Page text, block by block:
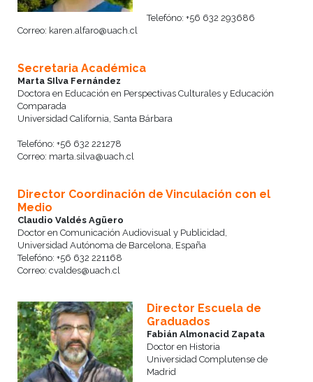
Telefóno: +56 632 293686
Correo: karen.alfaro@uach.cl
Secretaria Académica
Marta SIlva Fernández
Doctora en Educación en Perspectivas Culturales y Educación
Comparada
Universidad California, Santa Bárbara
Telefóno: +56 632 221278
Correo: marta.silva@uach.cl
Director Coordinación de Vinculación con el
Medio
Claudio Valdés Agüero
Doctor en Comunicación Audiovisual y Publicidad,
Universidad Autónoma de Barcelona, España
Telefóno: +56 632 221168
Correo: cvaldes@uach.cl
Director Escuela de
Graduados
Fabián Almonacid Zapata
Doctor en Historia
Universidad Complutense de
Madrid